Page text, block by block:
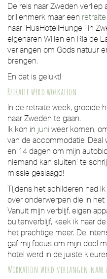
De reis naar Zweden
brillenmerk maar een
naar ‘HusHotellHunge ‘ in
eigenaren Willen en Ria de
verlangen om Gods natuur
brengen.
En dat is gelukt!
Retraite werd workation
In de retraite week, groeide
naar Zweden te gaan.
Ik kon in juni weer komen,
van de accommodatie. Deal
en 14 dagen om mijn
niemand kan sluiten’ te
missie geslaagd!
Tijdens het schilderen had
over onderwerpen die in
Vanuit mijn verblijf, eigen
buitenverblijf, keek ik naar
het prachtige meer. De
gaf mij focus om mijn doel
hotel werd in de juiste
Workation werd verlangen naar